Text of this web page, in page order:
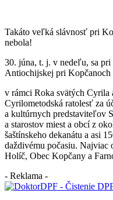
Takáto veľká slávnosť pri
nebola!
30. júna, t. j. v nedeľu, sa
Antiochijskej pri Kopčanoch
v rámci Roka svätých Cyrila
Cyrilometodská ratolesť za
a kultúrnych predstaviteľov
a starostov miest a obcí z
šaštínskeho dekanátu a asi
daždivému počasiu. Najviac
Holíč, Obec Kopčany a
- Reklama -